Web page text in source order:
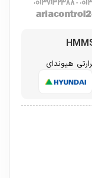
هیوندای